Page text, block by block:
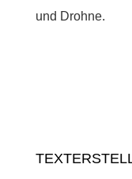
und Drohne.